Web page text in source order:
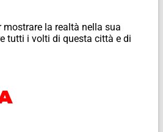
la realtà nella sua
tutti i volti di questa città e di